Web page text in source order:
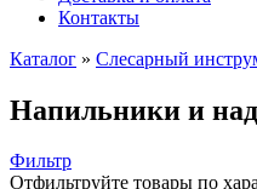
Контакты
Каталог » Слесарный
Напильники и
Фильтр
Отфильтруйте товары по